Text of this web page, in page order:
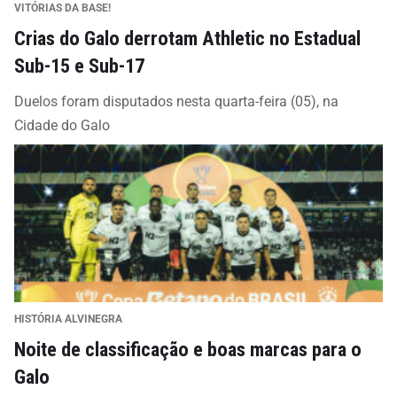
VITÓRIAS DA BASE!
Crias do Galo derrotam Athletic no Estadual
Sub-15 e Sub-17
Duelos foram disputados nesta quarta-feira (05), na
Cidade do Galo
HISTÓRIA ALVINEGRA
Noite de classificação e boas marcas para o
Galo